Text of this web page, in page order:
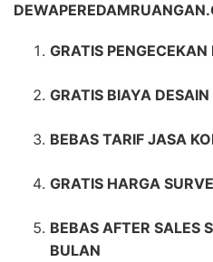
GRATIS
GRATIS BIAYA DESAIN
BEBAS TARIF JASA
GRATIS HARGA
BEBAS AFTER SALES
BULAN